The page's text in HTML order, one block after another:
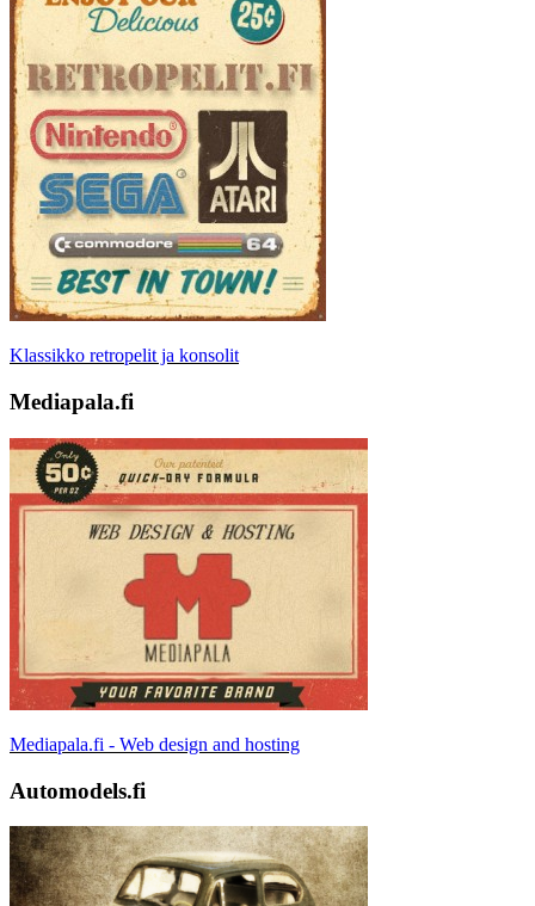
Klassikko retropelit ja konsolit
Mediapala.fi
Mediapala.fi - Web design and hosting
Automodels.fi